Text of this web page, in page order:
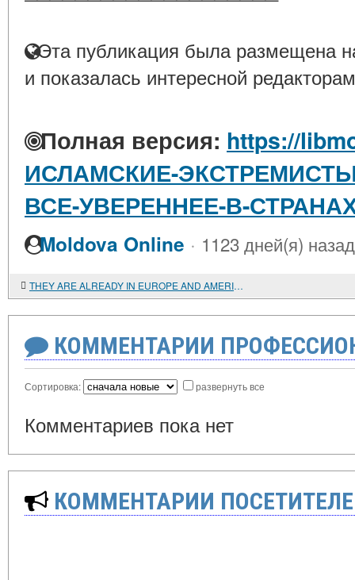
Эта публикация была размещена
и показалась интересной
Полная версия: https://
ИСЛАМСКИЕ-
ВСЕ-УВЕРЕННЕЕ-В-
Moldova Online · 1123 дней(я) назад
THEY ARE ALREADY IN EUROPE AND AMERICA
КОММЕНТАРИИ
Сортировка: развернуть все
Комментариев пока нет
КОММЕНТАРИИ